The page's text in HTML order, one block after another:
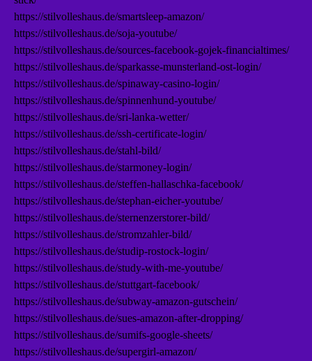
https://stilvolleshaus.de/smartsleep-amazon/
https://stilvolleshaus.de/soja-youtube/
https://stilvolleshaus.de/sources-facebook-gojek-financialtimes/
https://stilvolleshaus.de/sparkasse-munsterland-ost-login/
https://stilvolleshaus.de/spinaway-casino-login/
https://stilvolleshaus.de/spinnenhund-youtube/
https://stilvolleshaus.de/sri-lanka-wetter/
https://stilvolleshaus.de/ssh-certificate-login/
https://stilvolleshaus.de/stahl-bild/
https://stilvolleshaus.de/starmoney-login/
https://stilvolleshaus.de/steffen-hallaschka-facebook/
https://stilvolleshaus.de/stephan-eicher-youtube/
https://stilvolleshaus.de/sternenzerstorer-bild/
https://stilvolleshaus.de/stromzahler-bild/
https://stilvolleshaus.de/studip-rostock-login/
https://stilvolleshaus.de/study-with-me-youtube/
https://stilvolleshaus.de/stuttgart-facebook/
https://stilvolleshaus.de/subway-amazon-gutschein/
https://stilvolleshaus.de/sues-amazon-after-dropping/
https://stilvolleshaus.de/sumifs-google-sheets/
https://stilvolleshaus.de/supergirl-amazon/